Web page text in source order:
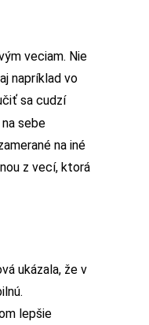
veciam. Nie
napríklad vo
sa cudzí
sebe
na iné
z vecí, ktorá
ukázala, že v
lepšie